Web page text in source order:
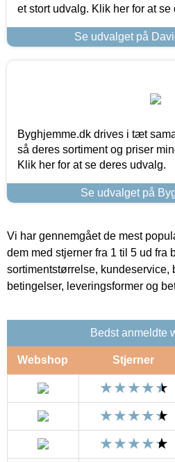
et stort udvalg. Klik her for at se
Se udvalget på
Byghjemme.dk drives i tæt
så deres sortiment og priser
Klik her for at se deres udvalg.
Se udvalget på
Vi har gennemgået de mest
dem med stjerner fra 1 til 5 ud fra
sortimentstørrelse, kundeservice,
betingelser, leveringsformer og
Bedst anmeldte
Webshop Stjerner